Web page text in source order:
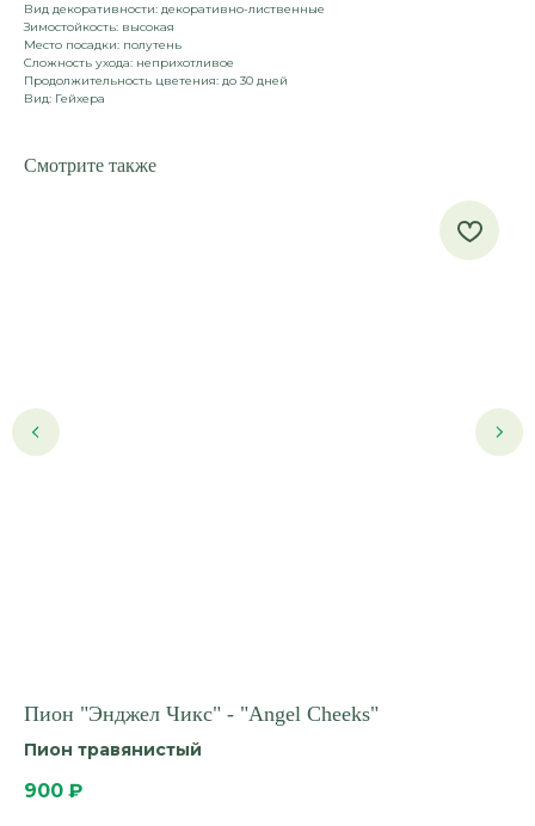
Вид декоративности: декоративно-лиственные
Зимостойкость: высокая
Место посадки: полутень
Сложность ухода: неприхотливое
Продолжительность цветения: до 30 дней
Вид: Гейхера
Смотрите также
Пион "Энджел Чикс" - "Angel Cheeks"
Пион травянистый
900 ₽